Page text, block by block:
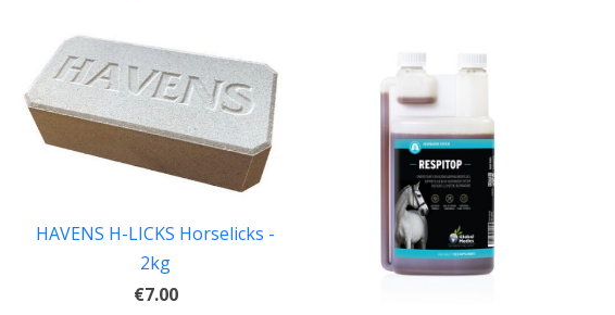
HAVENS H-LICKS Horselicks -
2kg
€7.00